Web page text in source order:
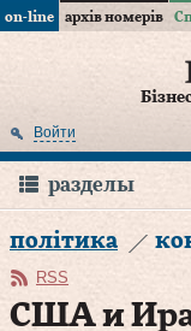
on-line архів номерів
Войти
разделы
політика
RSS
США и